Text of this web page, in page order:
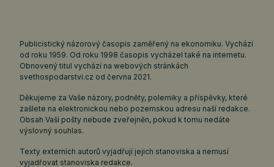
Publicistický názorový časopis zaměřený na ekonomiku. Vychází
od roku 1959. Od roku 1998 časopis vycházel také na internetu.
Obnovený titul vychází na webových stránkách
svethospodarstvi.cz od června 2021.
Děkujeme za Vaše názory, podněty, polemiky a příspěvky, které
zašlete na elektronickou nebo pozemskou adresu naší redakce.
Obsah Vaší pošty nebude zveřejněn, pokud k tomu nedáte
výslovný souhlas.
Texty externích autorů vyjadřují jejich stanoviska a nemusí
vyjadřovat stanoviska redakce.